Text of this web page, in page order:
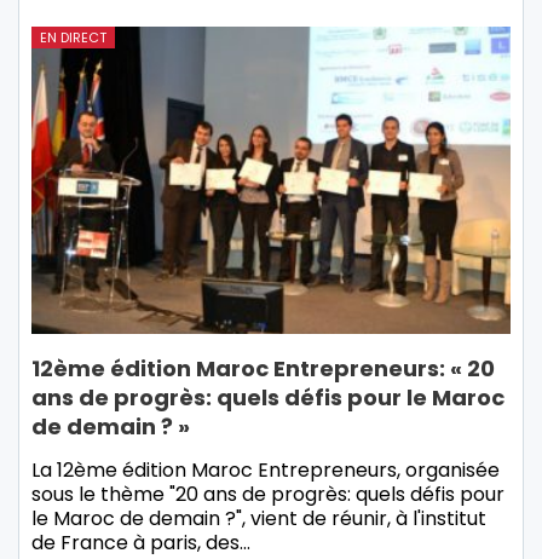
EN DIRECT
12ème édition Maroc Entrepreneurs: « 20
ans de progrès: quels défis pour le Maroc
de demain ? »
La 12ème édition Maroc Entrepreneurs, organisée
sous le thème "20 ans de progrès: quels défis pour
le Maroc de demain ?", vient de réunir, à l'institut
de France à paris, des…